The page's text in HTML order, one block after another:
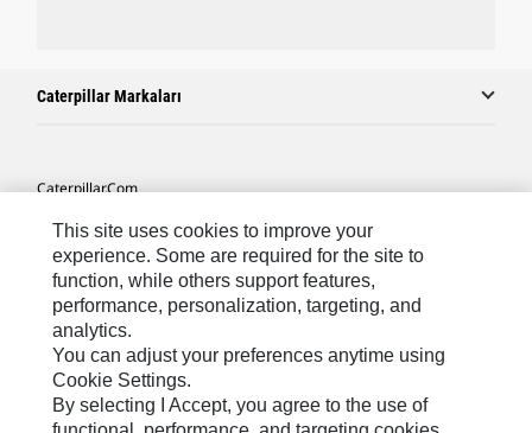
Caterpillar Markaları
Caterpillar.com
Caterpillar Müşteri Hizmetleri Ve Iletişim
Site Haritası
Cookie Settings
Yasal
Gizlilik
This site uses cookies to improve your
experience. Some are required for the site to
function, while others support features,
performance, personalization, targeting, and
analytics.
You can adjust your preferences anytime using
Cookie Settings.
By selecting I Accept, you agree to the use of